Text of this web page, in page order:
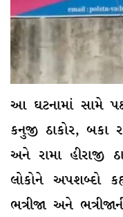
આ ઘટનામાં સામે
કનુજી ઠાકોર, બકા
અને રામા હીરાજી
લોકોને અપશબ્દો
ભત્રીજા અને